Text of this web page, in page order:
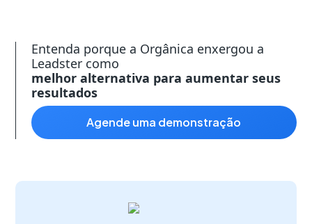
Entenda porque a Orgânica enxergou a
Leadster como
melhor alternativa para aumentar seus
resultados
agende uma demonstração